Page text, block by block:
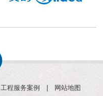
工程服务案例 网站地图